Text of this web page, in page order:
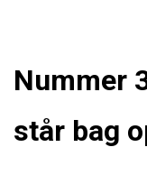
Nummer
står bag